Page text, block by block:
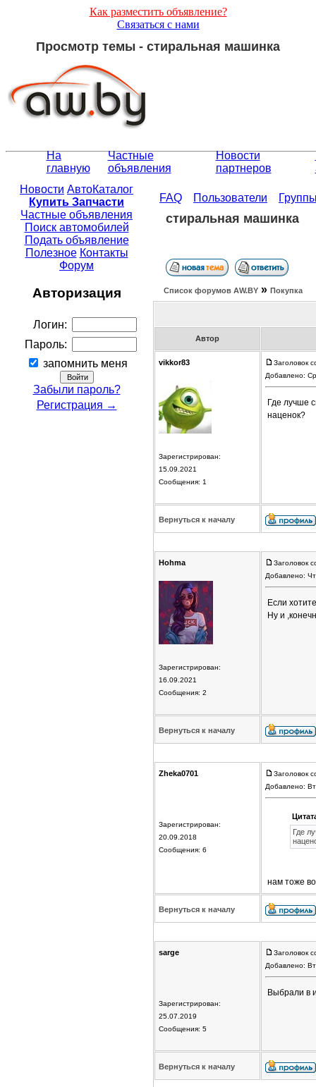
Как разместить объявление?
Связаться с нами
Просмотр темы - стиральная машинка
На
главную
Частные
объявления
Новости
партнеров
Новости АвтоКаталог
Купить Запчасти
Частные объявления
Поиск автомобилей
Подать объявление
Полезное Контакты
Форум
Авторизация
Логин:
Пароль:
запомнить меня
Забыли пароль?
Регистрация →
FAQ Пользователи
стиральная машинка
Список форумов АW.BY » Покупка
Автор
vikkor83
Зарегистрирован:
15.09.2021
Сообщения: 1
Заголовок
Добавлено:
Где лучше
наценок?
Вернуться к началу
Hohma
Зарегистрирован:
16.09.2021
Сообщения: 2
Заголовок
Добавлено:
Если
Ну и
Вернуться к началу
Zheka0701
Зарегистрирован:
20.09.2018
Сообщения: 6
Заголовок
Добавлено:
Где
нам тоже
Вернуться к началу
sarge
Зарегистрирован:
25.07.2019
Сообщения: 5
Заголовок
Добавлено:
Выбрали в
Вернуться к началу